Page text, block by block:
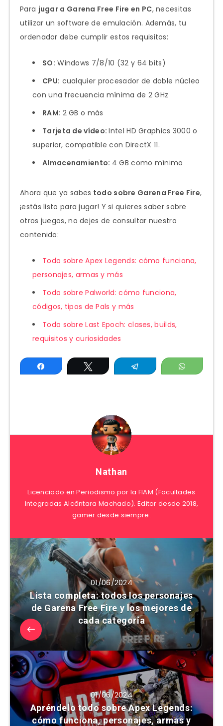
Para jugar a Garena Free Fire en PC, necesitas
utilizar un software de emulación. Además, tu
ordenador debe cumplir estos requisitos:
SO: Windows 7/8/10 (32 y 64 bits)
CPU: cualquier procesador de doble núcleo
con una frecuencia mínima de 2 GHz
RAM: 2 GB o más
Tarjeta de vídeo:Intel HD Graphics 3000 o
superior, compatible con DirectX 11.
Almacenamiento: 4 GB como mínimo
Ahora que ya sabes todo sobre Garena Free Fire,
¡estás listo para jugar! Y si quieres saber sobre
otros juegos, no dejes de consultar nuestro
contenido:
Todo sobre Apex Legends: cómo funciona,
personajes, armas y más
Todo sobre Palworld: cómo funciona,
códigos, tipos de Pals y más
Todo sobre Last Epoch: clases, builds,
requisitos y curiosidades
Compartir Twittear Telegram
Nathan
Licenciado en Periodismo por la FIAM (Facultades
Integradas Alcântara Machado). Editor desde 2018,
gamer desde siempre.
01/06/2024
Lista completa: todos los personajes
de Garena Free Fire y los mejores de
cada categoría
01/06/2024
Apréndelo todo sobre Apex Legends:
cómo funciona, personajes, armas y